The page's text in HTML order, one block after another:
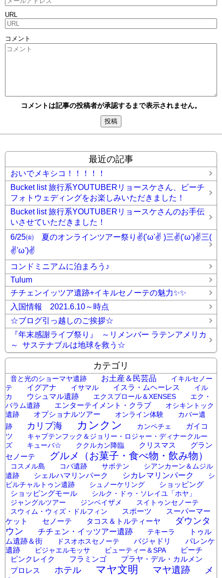
URL
コメント
コメントは記事の投稿者が承認するまで表示されません。
最近の記事
おいでメキシコ！！！！！
Bucket list 旅行系YOUTUBERリョースケさん、ビーチ
フォトウェディングをお楽しみいただきました！
Bucket list 旅行系YOUTUBERリョースケさんのお手伝
いさせていただきました！
6/25㈮ 夏のオンラインツアー祭り✌('ω'✌ )三✌('ω')✌三(
✌'ω')✌
コンドミニアムに泊まろう♪
Tulum
チチェンイッツア遺跡+イキルセノーテの魅力✨✨
入国情報 2021.6.10～時点
☆ブログ引っ越しのご挨拶☆
『年末感謝ライブ祭り』 ～リメンバー ラテンアメリカ
～ サステナブルは地球を救う☆
カテゴリ
音と光のショーマヤ遺跡 お土産＆民芸品
イキルセノー
テ
イグアナ イサマル イスラ・ムヘーレス
イル
カ
ウシュマル遺跡 エクスプロール＆XENSES
エク・
バラム遺跡
エンターテイメント・クラブ
オシキントック
遺跡
オプショナルツアー オンライン体験
カバー遺
跡
カリブ海 カンクン カンペチェ
ガイコ
ツ
キャプテンフック＆ジョリー・ロジャー・ディナークルー
ズ
キューバ☆ ククルカン降臨 クリスマス
グラン
セノーテ
グルメ（お菓子・食べ物・飲み物）
コスメル島 コバ遺跡 サボテン
シアンカーン＆ムジル
遺跡
シェルハマリンパーク シカレマリンパーク
シ
ビルチャルトゥン遺跡
シュノーケリング
ショッピング
ショッピングモール
シルク・ドゥ・ソレイユ「ホヤ」
ジャングルツアー
ジンベイザメ
スイトゥンセノーテ
スウィム・ウィズ・ドルフィン
スポーツ
スーパーマー
ケット
セノーテ タコス＆トルティーヤ
ダウンタ
ウン
チチェン・イッツアー遺跡 テキーラ
トゥル
ム遺跡＆街
ドスオホスセノーテ バジャドリ
パレンケ
遺跡
ビジャエルモッサ ビューティー＆SPA
ビーチ
ピンクレイク
フラミンゴ
プラヤ・デル・カルメン
プロレス
ホテル マヤ文明 マヤ遺跡
メ